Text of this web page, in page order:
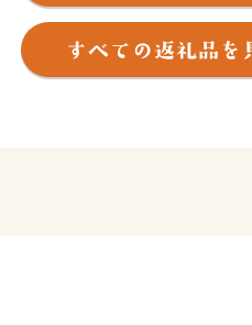
た貿易の拠点としての機能が共
は、水稲・麦・露地野菜・温室
ています。また、一部では金魚